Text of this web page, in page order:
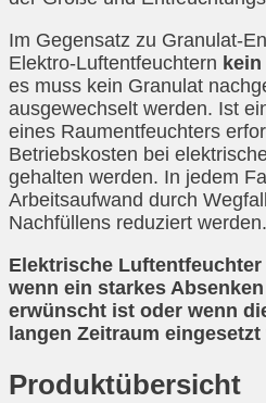
Im Gegensatz zu Granulat-
Elektro-Luftentfeuchtern kein
es muss kein Granulat
ausgewechselt werden. Ist
eines Raumentfeuchters
Betriebskosten bei
gehalten werden. In jedem
Arbeitsaufwand durch
Nachfüllens reduziert werden.
Elektrische
wenn ein starkes
erwünscht ist oder wenn
langen Zeitraum
Produktübersicht